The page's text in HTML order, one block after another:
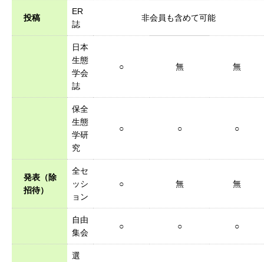
投稿
ER
誌
非会員も含めて可能
日本
生態
学会
誌
○ 無 無
保全
生態
学研
究
○ ○ ○
発表（除
招待）
全セ
ッシ
ョン
○ 無 無
自由
集会
○ ○ ○
選